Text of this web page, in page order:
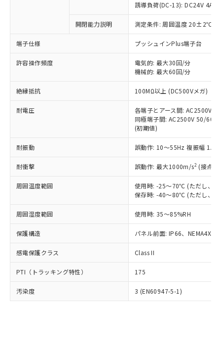
誘導負荷(DC-13): DC24V 4A/
開閉能力説明 測定条件: 周囲温度 20±2℃、
端子仕様 プッシュインPlus端子台
許容操作頻度
電気的: 最大30回/分
機械的: 最大60回/分
絶縁抵抗 100MΩ以上 (DC500Vメガ)
耐電圧
各端子とアース間: AC2500V
同極端子間: AC2500V 50/
(初期値)
耐振動 誤動作: 10～55Hz 複振幅
耐衝撃 誤動作: 最大1000m/s2 (接点
周囲温度範囲
使用時: -25～70℃ (ただし、氷
保存時: -40～80℃ (ただし、氷
周囲湿度範囲 使用時: 35～85%RH
保護構造 パネル前面: IP66、NEMA4X,
感電保護クラス Class II
PTI（トラッキング特性） 175
汚染度 3 (EN60947-5-1)
以下の条件をお読みいただき、同意のうえ
本サービスは、当社制御機器事業取扱
商品の当社在庫状況および標準価格
(税抜)を提供させていただくもので
当社制御機器事業取扱商品の中には、
本サービスの対象外となる商品もある
ことをご了承ください。
在庫状況および標準価格照会結果は、
記載している更新日時点での社内デー
タに基づき作成されるものであり、閲
覧された時点での実際の在庫および標
準価格とは異なる場合があることをご
正式な納期状況および標準価格はお客
様のお取引先、またはお客様担当のオ
ムロン制御機器販売店・当社販売員に
オムロン制御機器販売店や当社販売拠
販売ネットワーク
」をご確認
ください。
在庫状況および標準価格結果を当社の
事前の承諾なく第三者に漏洩または開
示しないようお願いします。
マイパーツ機能（部品リスト作成サー
ビス）をご利用いただくには、I-Web
対応予定なし：EU RoHS指令（10物質）の
非含有に非対応の商品で、対応品を出す予
調査・確認中：EU RoHS指令（10物質）の
非含有の対応状況を調査中または確認中の
商品です。
害物質有無と関係のない商品です。
仕入先様の事情により、非含有部品として
いたものが、含有品と判明した場合などや
むを得ず変更することがあります。
鉛(Pb) 1000ppm以下、 水銀(Hg) 1000ppm以下、 カド
六価クロム(Cr(Ⅵ)) 1000ppm以下、ポリ臭化ビフェニル
類(PBB) 1000ppm以下、ポリ臭化ジフェニルエーテル類
(PBDE) 1000ppm以下、フタル酸ビス(2-エチルヘキシ
ル) (DEHP)(別名：DOP) 1000ppm以下、フタル酸ブチ
ルベンジル（BBP） 1000ppm以下、フタル酸ジブチル
（DBP） 1000ppm以下、フタル酸ジイソブチル
但し、RoHS指令で産業用監視および制御機器に対する
フタル酸エステル類の４物質については閾値を超える意
図的な使用がないことを確認しています。
※2 対応予定月
部品在庫の切り替え状況などにより、予定
月が前後することがあります。
「○」：最大均質材料含有率が中国RoHSの
基準値以下であることを示します。
「×」：最大均質材料含有率が中国RoHSの
基準値を超えていることを示します。
「－」：未確認です。当社販売部門へお問
*中国RoHS10物質の基準値 (GB/T26572)：
Pb(鉛) :1000ppm、 Hg(水銀) : 1000ppm、 Cd(カドミウ
Cr(Ⅵ)(六価クロム) : 1000ppm、 PBBs(ポリ臭化ビフェ
ニル類) : 1000ppm、 PBDEs(ポリ臭化ジフェニルエーテ
ル類) : 1000ppm、
DBP(フタル酸ジブチル) : 1000ppm、 DIBP(フタル酸ジ
DEHP(フタル酸ビス(2-エチルヘキシル)) : 1000ppm
「ｅ」：有害物質（10物質）のすべてが基
準値以下であることを示します。
「10」：通常の使用状況下において有害物
質が外部に漏えいし、環境に深刻な影響を
当社は、これら貴社製品のうち、外国
為替および外国貿易法に定める商品
（以下｢規制貨物等」という）を輸出
または国外への提供する場合は、日本
国政府の輸出許可(または役務取引許
可)を取得するなどの必要な手続きを
当社は規制貨物を破棄する場合は、完
全に破砕するなど、違法に輸出されな
いよう必要な手段を講じます。
当社は貴社製品を、核兵器、ミサイ
ル、化学兵器、生物兵器またはその他
武器並びにこれらの製造装置等に一切
当社は、貴社製品を第三者に販売する
場合は、上記1、2および3の内容を当
該第三者に通知します。また当社は、
販売先および販売に係わる関係者が違
法に輸出するおそれがある場合は、取
一定数以上の在庫あり
一定数には満たないが在庫あり
在庫なし(最新の在庫状況につ
いては、お客様のお取引先、ま
たはお客様担当のオムロン制御
機器販売店・当社販売員にご確
認ください)
白
受注生産機種、また在庫状況の
情報を公開していない機種